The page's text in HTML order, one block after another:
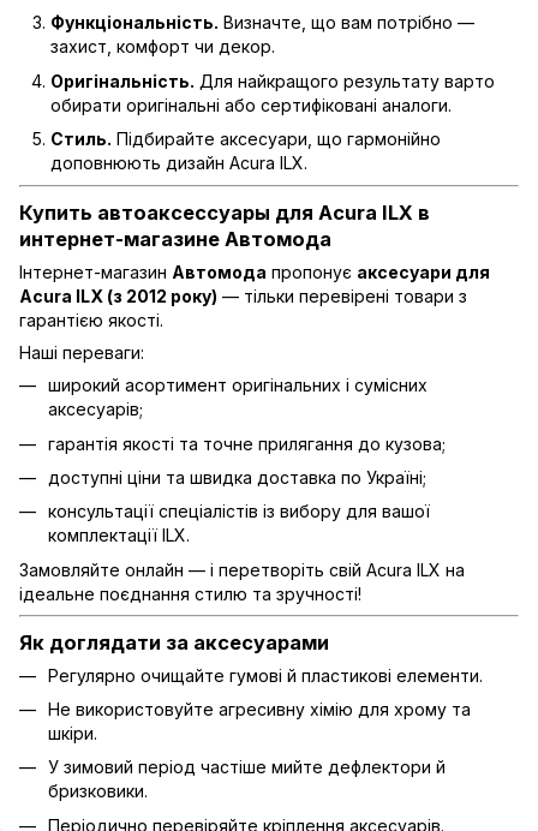
Функціональність. Визначте, що вам потрібно —
захист, комфорт чи декор.
Оригінальність. Для найкращого результату варто
обирати оригінальні або сертифіковані аналоги.
Стиль. Підбирайте аксесуари, що гармонійно
доповнюють дизайн Acura ILX.
Купить автоаксессуары для Acura ILX в
интернет-магазине Автомода
Інтернет-магазин Автомода пропонує аксесуари для
Acura ILX (з 2012 року) — тільки перевірені товари з
гарантією якості.
Наші переваги:
широкий асортимент оригінальних і сумісних
аксесуарів;
гарантія якості та точне прилягання до кузова;
доступні ціни та швидка доставка по Україні;
консультації спеціалістів із вибору для вашої
комплектації ILX.
Замовляйте онлайн — і перетворіть свій Acura ILX на
ідеальне поєднання стилю та зручності!
Як доглядати за аксесуарами
Регулярно очищайте гумові й пластикові елементи.
Не використовуйте агресивну хімію для хрому та
шкіри.
У зимовий період частіше мийте дефлектори й
бризковики.
Періодично перевіряйте кріплення аксесуарів.